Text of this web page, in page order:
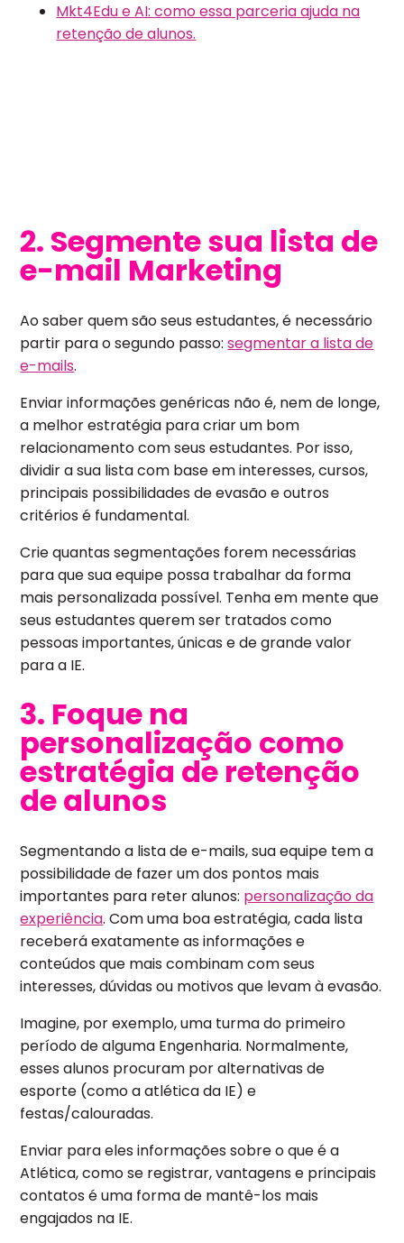
Mkt4Edu e AI: como essa parceria ajuda na
retenção de alunos.
2. Segmente sua lista de
e-mail Marketing
Ao saber quem são seus estudantes, é necessário
partir para o segundo passo:segmentar a lista de
e-mails.
Enviar informações genéricas não é, nem de longe,
a melhor estratégia para criar um bom
relacionamento com seus estudantes. Por isso,
dividir a sua lista com base em interesses, cursos,
principais possibilidades de evasão e outros
critérios é fundamental.
Crie quantas segmentações forem necessárias
para que sua equipe possa trabalhar da forma
mais personalizada possível. Tenha em mente que
seus estudantes querem ser tratados como
pessoas importantes, únicas e de grande valor
para a IE.
3. Foque na
personalização como
estratégia de retenção
de alunos
Segmentando a lista de e-mails, sua equipe tem a
possibilidade de fazer um dos pontos mais
importantes para reter alunos: personalização da
experiência. Com uma boa estratégia, cada lista
receberá exatamente as informações e
conteúdos que mais combinam com seus
interesses, dúvidas ou motivos que levam à evasão.
Imagine, por exemplo, uma turma do primeiro
período de alguma Engenharia. Normalmente,
esses alunos procuram por alternativas de
esporte (como a atlética da IE) e
festas/calouradas.
Enviar para eles informações sobre o que é a
Atlética, como se registrar, vantagens e principais
contatos é uma forma de mantê-los mais
engajados na IE.